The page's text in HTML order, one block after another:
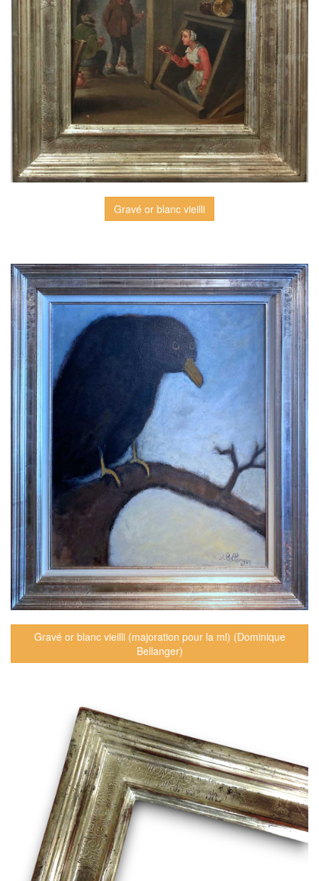
Gravé or blanc vieilli
Gravé or blanc vieilli (majoration pour la ml) (Dominique
Bellanger)